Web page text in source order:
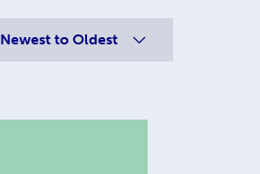
Newest to Oldest